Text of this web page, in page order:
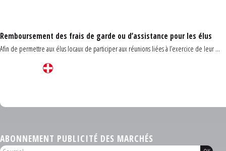
Remboursement des frais de garde ou d’assistance pour les élus
Afin de permettre aux élus locaux de participer aux réunions liées à l’exercice de leur ...
ABONNEMENT PUBLICITÉ DES MARCHÉS